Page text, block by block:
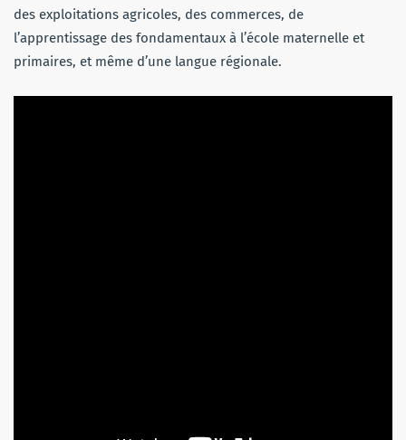
des exploitations agricoles, des commerces, de
l’apprentissage des fondamentaux à l’école maternelle et
primaires, et même d’une langue régionale.